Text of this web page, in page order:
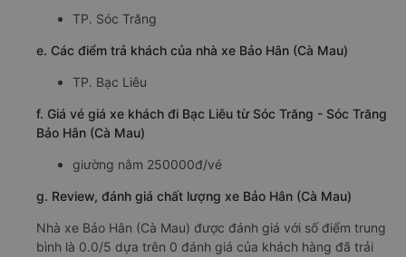
TP. Sóc Trăng
e. Các điểm trả khách của nhà xe Bảo Hân (Cà Mau)
TP. Bạc Liêu
f. Giá vé giá xe khách đi Bạc Liêu từ Sóc Trăng - Sóc Trăng
Bảo Hân (Cà Mau)
giường nằm 250000đ/vé
g. Review, đánh giá chất lượng xe Bảo Hân (Cà Mau)
Nhà xe Bảo Hân (Cà Mau) được đánh giá với số điểm trung
bình là 0.0/5 dựa trên 0 đánh giá của khách hàng đã trải